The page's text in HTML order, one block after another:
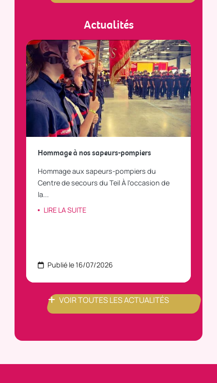
Actualités
Hommage à nos sapeurs-pompiers
Hommage aux sapeurs-pompiers du
Centre de secours du Teil À l'occasion de
la...
LIRE LA SUITE
Publié le 16/07/2026
VOIR TOUTES LES ACTUALITÉS